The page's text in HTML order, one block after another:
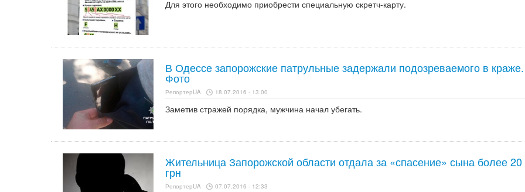
Для этого необходимо приобрести специальную скретч-карту.
В Одессе запорожские патрульные задержали подозреваемого в краже.
Фото
РепортерUA 18.07.2016 - 13:00
Заметив стражей порядка, мужчина начал убегать.
Жительница Запорожской области отдала за «спасение» сына более
грн
РепортерUA 07.07.2016 - 12:33